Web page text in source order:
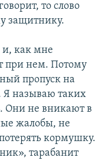
то слово
защитнику.
и, как мне
при нем. Потому
пропуск на
Я называю таких
Они не вникают в
жалобы, не
кормушку.
тарабанит